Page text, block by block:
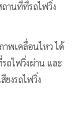
านที่ที่รถไฟวิ่ง
าพเคลื่อนไหว ได้
ถไฟวิ่งผ่าน และ
ยงรถไฟวิ่ง